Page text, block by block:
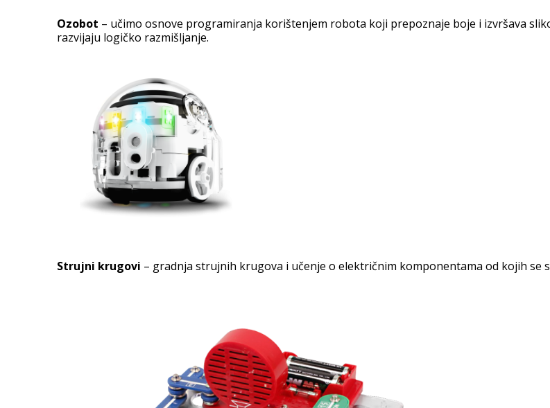
Ozobot – učimo osnove programiranja korištenjem robota koji prepoznaje boje i izvršava
razvijaju logičko razmišljanje.
Strujni krugovi – gradnja strujnih krugova i učenje o električnim komponentama od kojih se